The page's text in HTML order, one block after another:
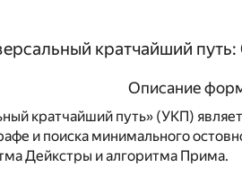
кратчайший
Описание
кратчайший путь» (УКП)
и поиска минимального
Дейкстры и алгоритма Прима.